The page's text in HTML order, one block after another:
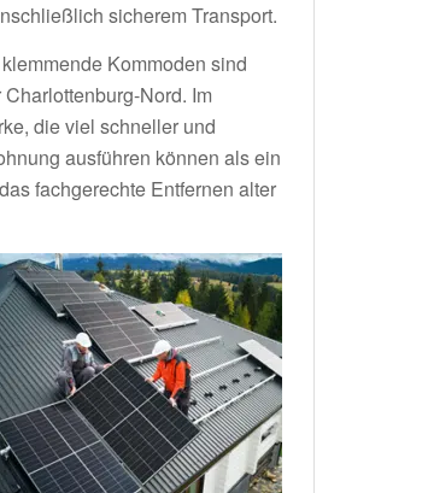
sicherem Transport.
Kommoden sind
Nord. Im
die viel schneller und
ausführen können als ein
fachgerechte Entfernen alter